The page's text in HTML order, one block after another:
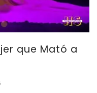
que Mató a